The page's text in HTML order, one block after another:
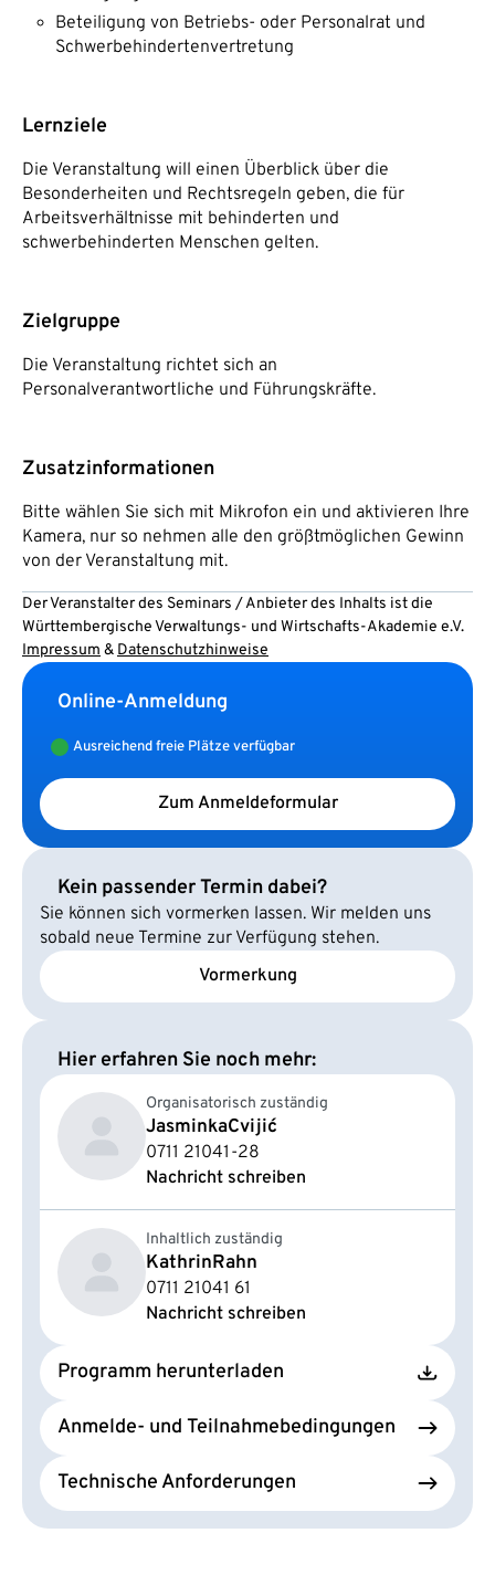
Beteiligung von Betriebs- oder Personalrat und
Schwerbehindertenvertretung
Lernziele
Die Veranstaltung will einen Überblick über die
Besonderheiten und Rechtsregeln geben, die für
Arbeitsverhältnisse mit behinderten und
schwerbehinderten Menschen gelten.
Zielgruppe
Die Veranstaltung richtet sich an
Personalverantwortliche und Führungskräfte.
Zusatzinformationen
Bitte wählen Sie sich mit Mikrofon ein und aktivieren Ihre
Kamera, nur so nehmen alle den größtmöglichen Gewinn
von der Veranstaltung mit.
Der Veranstalter des Seminars / Anbieter des Inhalts ist die
Württembergische Verwaltungs- und Wirtschafts-Akademie e.V.
Impressum & Datenschutzhinweise
Online-Anmeldung
Ausreichend freie Plätze verfügbar
Zum Anmeldeformular
Kein passender Termin dabei?
Sie können sich vormerken lassen. Wir melden uns
sobald neue Termine zur Verfügung stehen.
Vormerkung
Hier erfahren Sie noch mehr:
Organisatorisch zuständig
JasminkaCvijić
0711 21041-28
Nachricht schreiben
Inhaltlich zuständig
KathrinRahn
0711 21041 61
Nachricht schreiben
Programm herunterladen
Anmelde- und Teilnahmebedingungen
Technische Anforderungen